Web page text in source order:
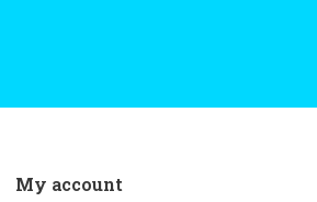
My account